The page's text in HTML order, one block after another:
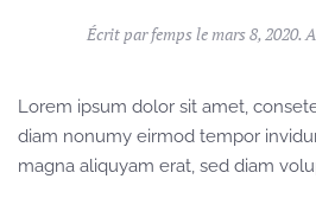
Écrit parfempslemars 8, 2020.
Lorem ipsum dolor sit amet,
diam nonumy eirmod tempor
magna aliquyam erat, sed diam